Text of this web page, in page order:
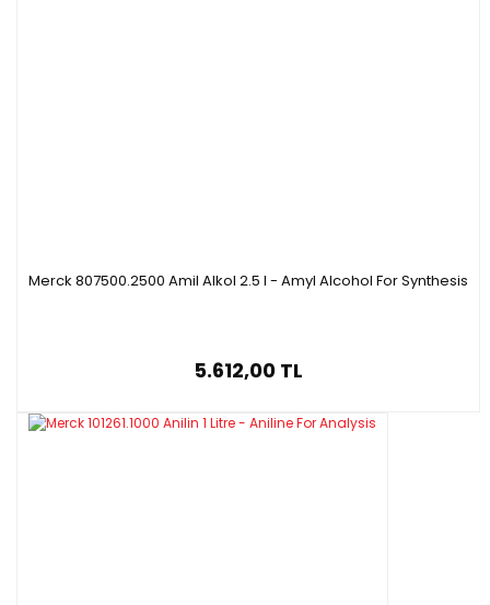
Merck 807500.2500 Amil Alkol 2.5 l - Amyl Alcohol For Synthesis
5.612,00 TL